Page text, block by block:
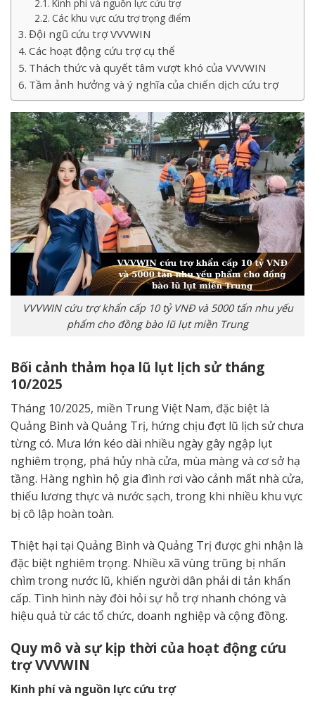
Kinh phí và nguồn lực cứu trợ
Các khu vực cứu trợ trọng điểm
Đội ngũ cứu trợ VVVWIN
Các hoạt động cứu trợ cụ thể
Thách thức và quyết tâm vượt khó của VVVWIN
Tầm ảnh hưởng và ý nghĩa của chiến dịch cứu trợ
VVVWIN cứu trợ khẩn cấp 10 tỷ VNĐ và 5000 tấn nhu yếu
phẩm cho đồng bào lũ lụt miền Trung
Bối cảnh thảm họa lũ lụt lịch sử tháng
10/2025
Tháng 10/2025, miền Trung Việt Nam, đặc biệt là
Quảng Bình và Quảng Trị, hứng chịu đợt lũ lịch sử chưa
từng có. Mưa lớn kéo dài nhiều ngày gây ngập lụt
nghiêm trọng, phá hủy nhà cửa, mùa màng và cơ sở hạ
tầng. Hàng nghìn hộ gia đình rơi vào cảnh mất nhà cửa,
thiếu lương thực và nước sạch, trong khi nhiều khu vực
bị cô lập hoàn toàn.
Thiệt hại tại Quảng Bình và Quảng Trị được ghi nhận là
đặc biệt nghiêm trọng. Nhiều xã vùng trũng bị nhấn
chìm trong nước lũ, khiến người dân phải di tản khẩn
cấp. Tình hình này đòi hỏi sự hỗ trợ nhanh chóng và
hiệu quả từ các tổ chức, doanh nghiệp và cộng đồng.
Quy mô và sự kịp thời của hoạt động cứu
trợ VVVWIN
Kinh phí và nguồn lực cứu trợ